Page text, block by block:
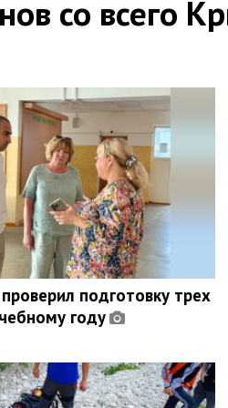
со всего
подготовку трех
году